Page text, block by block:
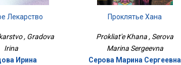
Лекарство
, Gradova
Irina
Ирина
Проклятье Хана
Prokliat'e Khana , Serova
Marina Sergeevna
Серова Марина Сергеевна